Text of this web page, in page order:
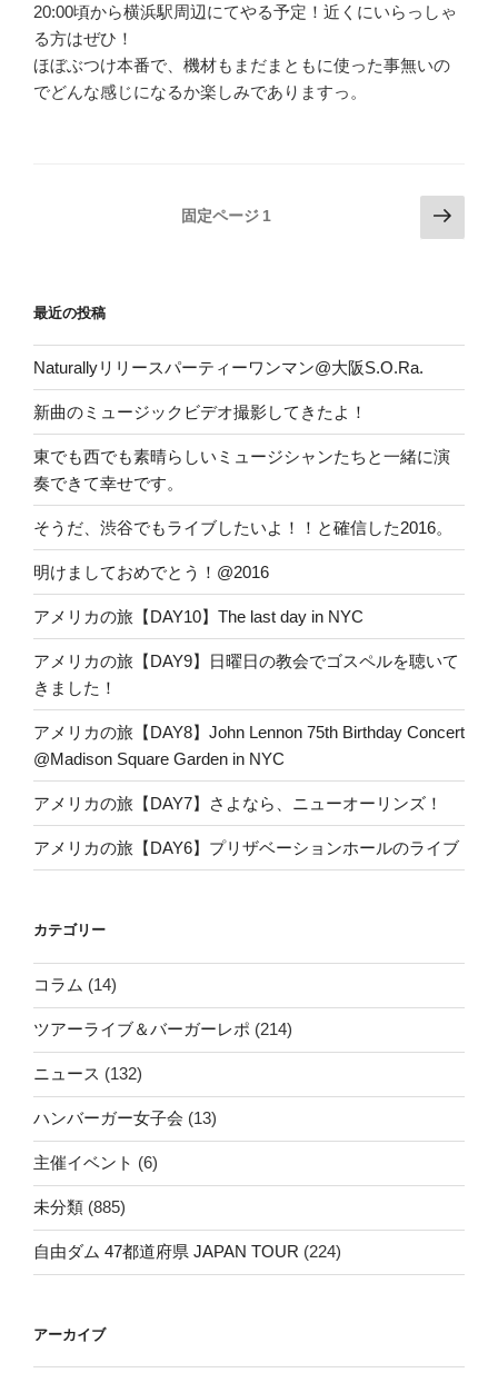
20:00頃から横浜駅周辺にてやる予定！近くにいらっしゃ
る方はぜひ！
ほぼぶつけ本番で、機材もまだまともに使った事無いの
でどんな感じになるか楽しみでありますっ。
ペ
ジ
送
り
固定ページ 1
次
の
最近の投稿
Naturallyリリースパーティーワンマン@大阪S.O.Ra.
新曲のミュージックビデオ撮影してきたよ！
東でも西でも素晴らしいミュージシャンたちと一緒に演
奏できて幸せです。
そうだ、渋谷でもライブしたいよ！！と確信した2016。
明けましておめでとう！@2016
アメリカの旅【DAY10】The last day in NYC
アメリカの旅【DAY9】日曜日の教会でゴスペルを聴いて
きました！
アメリカの旅【DAY8】John Lennon 75th Birthday Concert
@Madison Square Garden in NYC
アメリカの旅【DAY7】さよなら、ニューオーリンズ！
アメリカの旅【DAY6】プリザベーションホールのライブ
カテゴリー
コラム (14)
ツアーライブ＆バーガーレポ (214)
ニュース (132)
ハンバーガー女子会 (13)
主催イベント (6)
未分類 (885)
自由ダム 47都道府県 JAPAN TOUR (224)
アーカイブ